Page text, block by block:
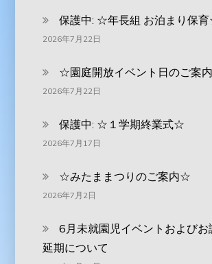
保護中: ‪☆年長組 お泊まり保
2026年7月22日
☆園庭開放イベント日のご案
2026年7月22日
保護中: ☆１学期終業式☆
2026年7月17日
☆みたままつりのご案内☆
2026年7月2日
6月未就園児イベントおよびお
延期について